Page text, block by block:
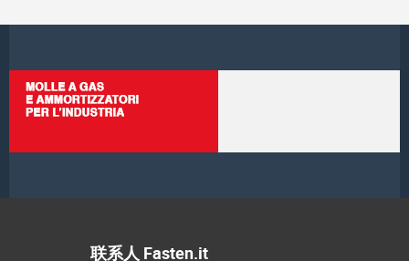
联系人 Fasten.it